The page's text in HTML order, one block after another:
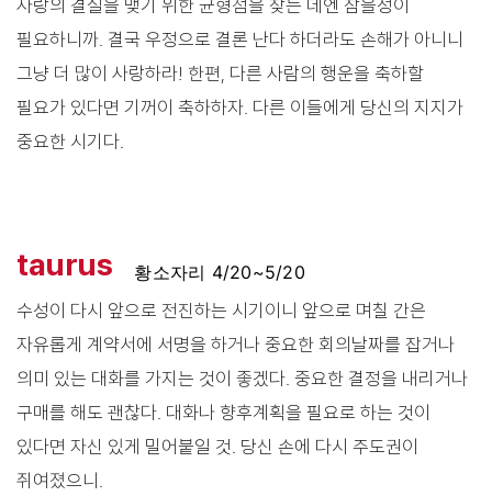
사랑의 결실을 맺기 위한 균형점을 찾는 데엔 참을성이
필요하니까. 결국 우정으로 결론 난다 하더라도 손해가 아니니
그냥 더 많이 사랑하라! 한편, 다른 사람의 행운을 축하할
필요가 있다면 기꺼이 축하하자. 다른 이들에게 당신의 지지가
중요한 시기다.
taurus
황소자리 4/20~5/20
수성이 다시 앞으로 전진하는 시기이니 앞으로 며칠 간은
자유롭게 계약서에 서명을 하거나 중요한 회의날짜를 잡거나
의미 있는 대화를 가지는 것이 좋겠다. 중요한 결정을 내리거나
구매를 해도 괜찮다. 대화나 향후계획을 필요로 하는 것이
있다면 자신 있게 밀어붙일 것. 당신 손에 다시 주도권이
쥐여졌으니.